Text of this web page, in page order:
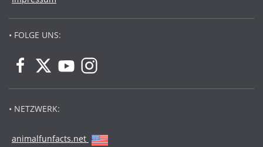
• FOLGE UNS:
• NETZWERK:
animalfunfacts.net